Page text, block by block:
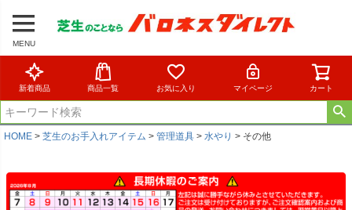
MENU
新着商品 商品一覧 お気に入り マイページ カート
HOME 芝生のお手入れアイテム 管理道具 水やり その他